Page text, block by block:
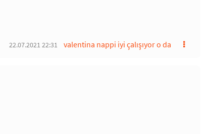
valentina nappi iyi çalışıyor o da
22.07.2021 22:31